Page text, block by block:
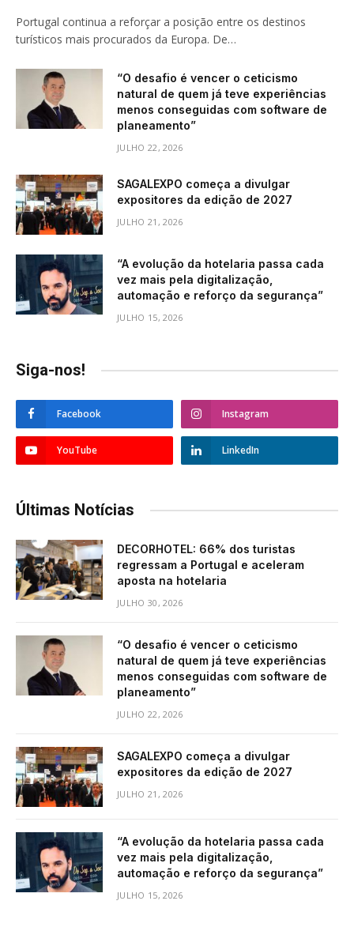
Portugal continua a reforçar a posição entre os destinos
turísticos mais procurados da Europa. De…
“O desafio é vencer o ceticismo
natural de quem já teve experiências
menos conseguidas com software de
planeamento”
JULHO 22, 2026
SAGALEXPO começa a divulgar
expositores da edição de 2027
JULHO 21, 2026
“A evolução da hotelaria passa cada
vez mais pela digitalização,
automação e reforço da segurança”
JULHO 15, 2026
Siga-nos!
Facebook Instagram
YouTube LinkedIn
Últimas Notícias
DECORHOTEL: 66% dos turistas
regressam a Portugal e aceleram
aposta na hotelaria
JULHO 30, 2026
“O desafio é vencer o ceticismo
natural de quem já teve experiências
menos conseguidas com software de
planeamento”
JULHO 22, 2026
SAGALEXPO começa a divulgar
expositores da edição de 2027
JULHO 21, 2026
“A evolução da hotelaria passa cada
vez mais pela digitalização,
automação e reforço da segurança”
JULHO 15, 2026